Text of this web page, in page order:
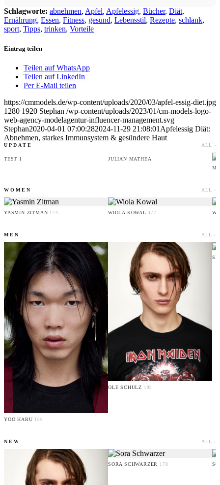
Schlagworte: abnehmen, Apfel, Apfelessig, Bücher, Diät,
Ernährung, Essen, Fitness, gesund, Lebensstil, Rezepte, schlank,
sport, Tipps, trinken, Vorteile
Eintrag teilen
Teilen auf WhatsApp
Teilen auf LinkedIn
Per E-Mail teilen
https://cmmodels.de/wp-content/uploads/2020/03/apfel-essig-diet.jpg
1280 1920 Stephan /wp-content/uploads/2023/01/cm-models-logo-
web-agency-modelagentur-influencer-management.svg
Stephan2020-04-01 07:00:282024-11-29 21:08:01 Apfelessig Diät:
Abnehmen, starkes Immunsystem & gesündere Haut
UPDATE ALL ›
TEST 1
JULIAN MATHEA
WOMEN ALL ›
YASMIN ZITMAN 174 WIOLA KOWAL 177
MEN ALL ›
YOO HARU 186
OLE SCHULZ 193
NEW ALL ›
SORA SCHWARZER 178